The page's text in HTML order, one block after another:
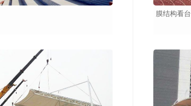
膜结构看台